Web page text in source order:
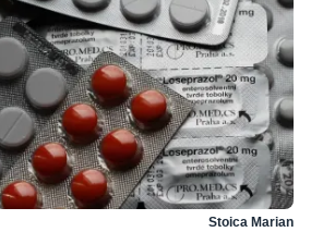
Stoica Marian